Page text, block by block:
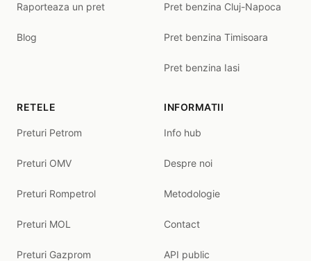
Raporteaza un pret
Blog
Pret benzina Cluj-Napoca
Pret benzina Timisoara
Pret benzina Iasi
RETELE
Preturi Petrom
Preturi OMV
Preturi Rompetrol
Preturi MOL
Preturi Gazprom
INFORMATII
Info hub
Despre noi
Metodologie
Contact
API public